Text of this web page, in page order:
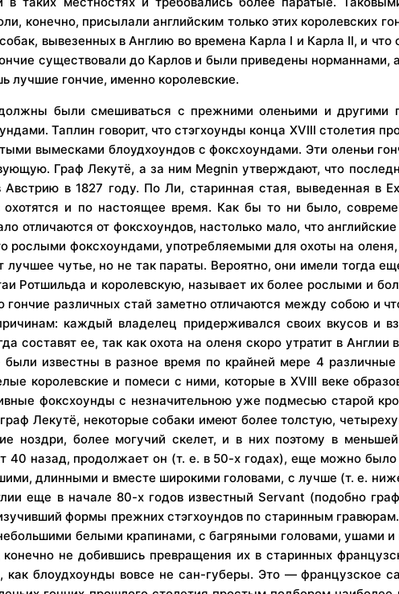
конечно, присылали английским только этих королевских
вывезенных в Англию во времена Карла I и Карла II, и
существовали до Карлов и были приведены норманнами,
лучшие гончие, именно королевские.
были смешиваться с прежними оленьими и другими
Таплин говорит, что стэгхоунды конца XVIII столетия
вымесками блоудхоундов с фоксхоундами. Эти оленьи
Граф Лекутё, а за ним Megnin утверждают, что
в 1827 году. По Ли, старинная стая, выведенная в
и по настоящее время. Как бы то ни было,
отличаются от фоксхоундов, настолько мало, что
рослыми фоксхоундами, употребляемыми для охоты на
чутье, но не так параты. Вероятно, они имели тогда
Ротшильда и королевскую, называет их более рослыми и
гончие различных стай заметно отличаются между собою и
каждый владелец придерживался своих вкусов и
составят ее, так как охота на оленя скоро утратит в
известны в разное время по крайней мере 4
королевские и помеси с ними, которые в XVIII веке
фоксхоунды с незначительною уже подмесью старой
Лекутё, некоторые собаки имеют более толстую,
ноздри, более могучий скелет, и в них поэтому в
40 назад, продолжает он (т. е. в 50-х годах), еще можно было
длинными и вместе широкими головами, с лучше (т. е.
еще в начале 80-х годов известный Servant (подобно
формы прежних стэгхоундов по старинным
белыми крапинами, с багряными головами, ушами
конечно не добившись превращения их в старинных
блоудхоунды вовсе не сан-губеры. Это — французское